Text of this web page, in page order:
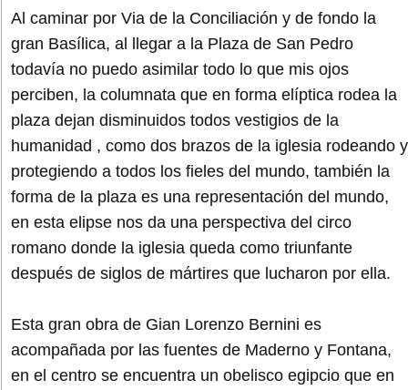
Al caminar por Via de la Conciliación y de fondo la
gran Basílica, al llegar a la Plaza de San Pedro
todavía no puedo asimilar todo lo que mis ojos
perciben, la columnata que en forma elíptica rodea la
plaza dejan disminuidos todos vestigios de la
humanidad , como dos brazos de la iglesia rodeando y
protegiendo a todos los fieles del mundo, también la
forma de la plaza es una representación del mundo,
en esta elipse nos da una perspectiva del circo
romano donde la iglesia queda como triunfante
después de siglos de mártires que lucharon por ella.
Esta gran obra de Gian Lorenzo Bernini es
acompañada por las fuentes de Maderno y Fontana,
en el centro se encuentra un obelisco egipcio que en